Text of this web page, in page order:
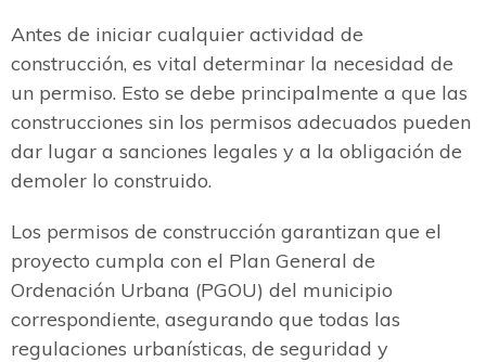
Antes de iniciar cualquier actividad de
construcción, es vital determinar la necesidad de
un permiso. Esto se debe principalmente a que las
construcciones sin los permisos adecuados pueden
dar lugar a sanciones legales y a la obligación de
demoler lo construido.
Los permisos de construcción garantizan que el
proyecto cumpla con el Plan General de
Ordenación Urbana (PGOU) del municipio
correspondiente, asegurando que todas las
regulaciones urbanísticas, de seguridad y